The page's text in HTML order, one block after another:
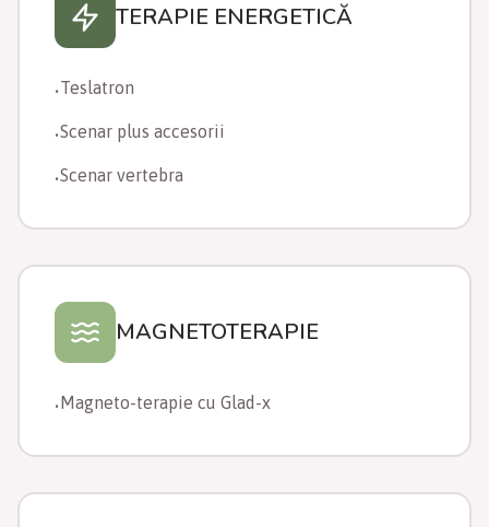
TERAPIE ENERGETICĂ
•Teslatron
•Scenar plus accesorii
•Scenar vertebra
MAGNETOTERAPIE
•Magneto-terapie cu Glad-x